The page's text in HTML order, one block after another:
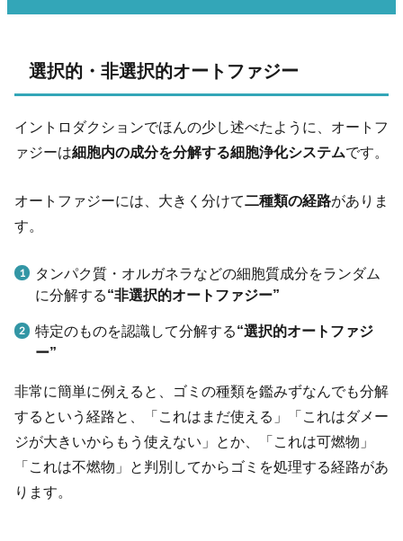
選択的・非選択的オートファジー
イントロダクションでほんの少し述べたように、オートフ
ァジーは細胞内の成分を分解する細胞浄化システムです。
オートファジーには、大きく分けて二種類の経路がありま
す。
タンパク質・オルガネラなどの細胞質成分をランダム
に分解する“非選択的オートファジー”
特定のものを認識して分解する“選択的オートファジ
ー”
非常に簡単に例えると、ゴミの種類を鑑みずなんでも分解
するという経路と、「これはまだ使える」「これはダメー
ジが大きいからもう使えない」とか、「これは可燃物」
「これは不燃物」と判別してからゴミを処理する経路があ
ります。